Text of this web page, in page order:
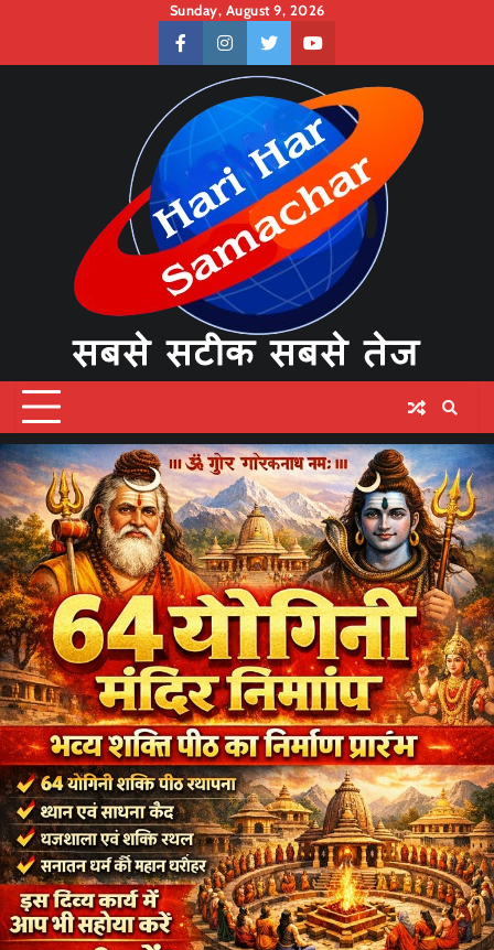
content
Sunday, August 9, 2026
facebookinstagramtwitteryoutube